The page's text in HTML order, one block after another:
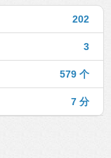
202
3
579 个
7 分